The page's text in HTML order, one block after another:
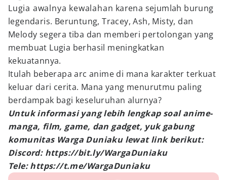
Lugia awalnya kewalahan karena sejumlah burung
legendaris. Beruntung, Tracey, Ash, Misty, dan
Melody segera tiba dan memberi pertolongan yang
membuat Lugia berhasil meningkatkan
kekuatannya.
Itulah beberapa arc anime di mana karakter terkuat
keluar dari cerita. Mana yang menurutmu paling
berdampak bagi keseluruhan alurnya?
Untuk informasi yang lebih lengkap soal anime-
manga, film, game, dan gadget, yuk gabung
komunitas Warga Duniaku lewat link berikut:
Discord: https://bit.ly/WargaDuniaku
Tele: https://t.me/WargaDuniaku